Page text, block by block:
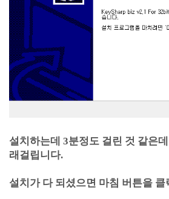
설치하는데 3분정도 걸린 것 같은
래걸립니다.
설치가 다 되셨으면 마침 버튼을